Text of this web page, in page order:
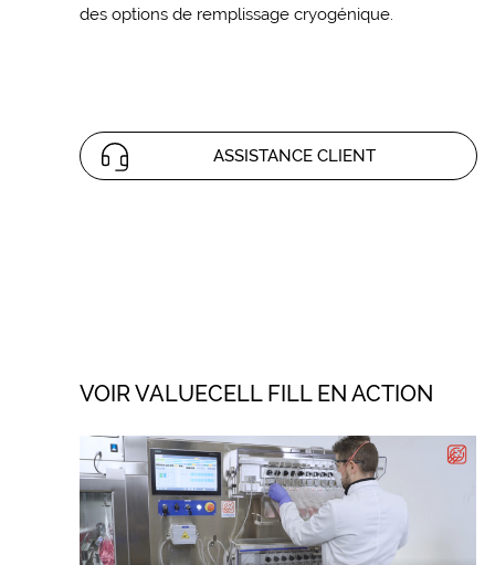
des options de remplissage cryogénique.
ASSISTANCE CLIENT
VOIR VALUECELL FILL EN ACTION